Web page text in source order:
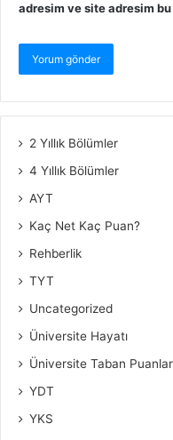
adresim ve site adresim
2 Yıllık Bölümler
4 Yıllık Bölümler
AYT
Kaç Net Kaç Puan?
Rehberlik
TYT
Uncategorized
Üniversite Hayatı
Üniversite Taban
YDT
YKS